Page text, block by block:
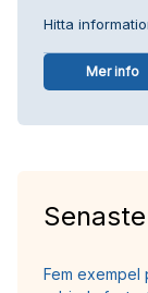
Hitta
Mer info
Senaste
Fem exempel